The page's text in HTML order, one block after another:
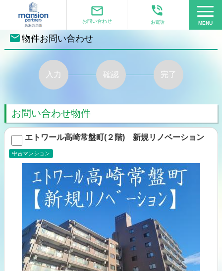
mail_outline
お問い合わせ
phone_in_talk
お電話 MENU
mail 物件お問い合わせ
入力 確認 完了
お問い合わせ物件
エトワール高崎常盤町(２階) 新規リノベーション
中古マンション